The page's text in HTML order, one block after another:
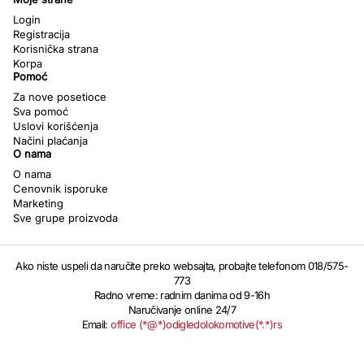
Login
Registracija
Korisnička strana
Korpa
Pomoć
Za nove posetioce
Sva pomoć
Uslovi korišćenja
Načini plaćanja
O nama
O nama
Cenovnik isporuke
Marketing
Sve grupe proizvoda
Ako niste uspeli da naručite preko websajta, probajte telefonom 018/575-
773
Radno vreme: radnim danima od 9-16h
Naručivanje online 24/7
Email:office (*@*)odigledolokomotive(*.*)rs